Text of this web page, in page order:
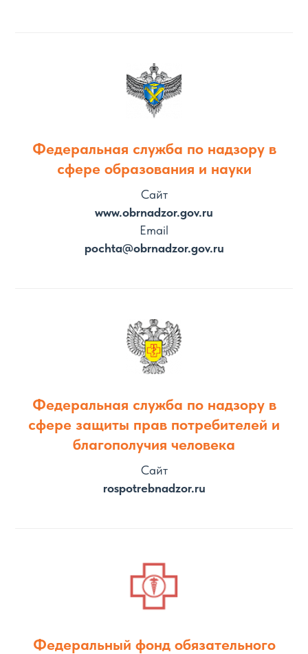
Федеральная служба по надзору в
сфере образования и науки
Сайт
www.obrnadzor.gov.ru
Email
pochta@obrnadzor.gov.ru
Федеральная служба по надзору в
сфере защиты прав потребителей и
благополучия человека
Сайт
rospotrebnadzor.ru
Федеральный фонд обязательного